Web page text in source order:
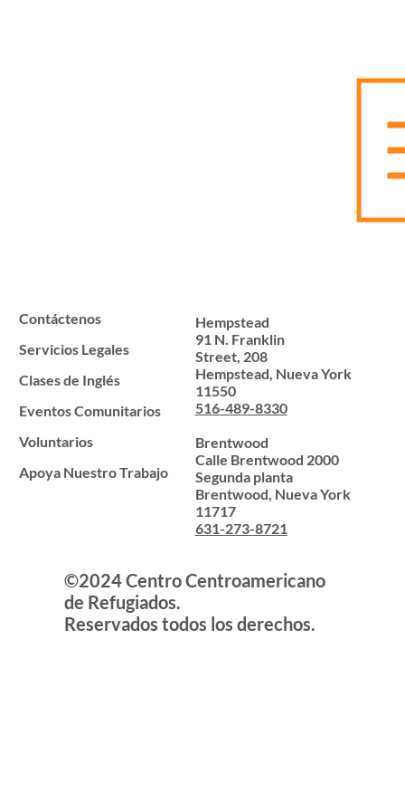
Contáctenos
Servicios Legales
Clases de Inglés
Eventos Comunitarios
Voluntarios
Apoya Nuestro Trabajo
©2024 Centro Centroamericano
de Refugiados.
Reservados todos los derechos.
Hempstead
91 N. Franklin
Street, 208
Hempstead, Nueva York
11550
516-489-8330
Brentwood
Calle Brentwood 2000
Segunda planta
Brentwood, Nueva York
11717
631-273-8721